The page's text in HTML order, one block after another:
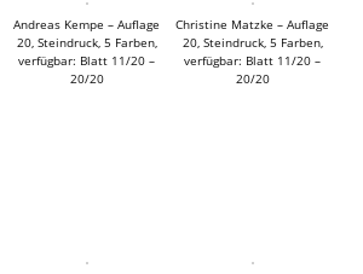
Andreas Kempe – Auflage
20, Steindruck, 5 Farben,
verfügbar: Blatt 11/20 –
20/20
Christine Matzke – Auflage
20, Steindruck, 5 Farben,
verfügbar: Blatt 11/20 –
20/20